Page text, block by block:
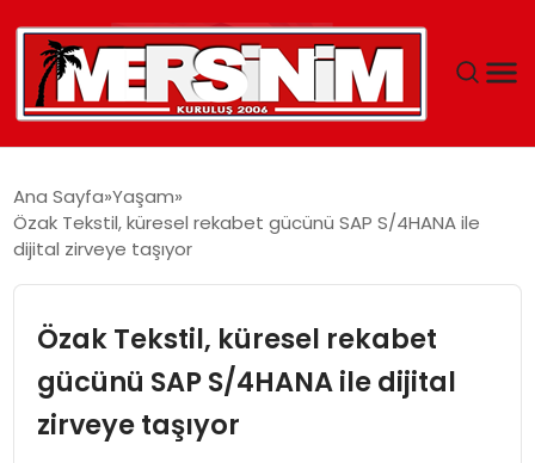
YAŞAM
EĞITIM
Ana Sayfa Yaşam
Özak Tekstil, küresel rekabet gücünü SAP S/4HANA ile
dijital zirveye taşıyor
Özak Tekstil, küresel rekabet
gücünü SAP S/4HANA ile dijital
zirveye taşıyor